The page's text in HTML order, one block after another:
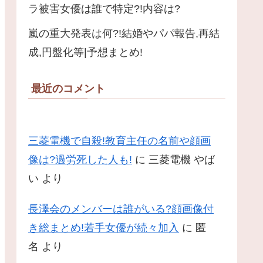
ラ被害女優は誰で特定?!内容は?
嵐の重大発表は何?!結婚やパパ報告,再結
成,円盤化等|予想まとめ!
最近のコメント
三菱電機で自殺!教育主任の名前や顔画
像は?過労死した人も! に 三菱電機 やば
い より
長澤会のメンバーは誰がいる?顔画像付
き総まとめ!若手女優が続々加入 に 匿
名 より